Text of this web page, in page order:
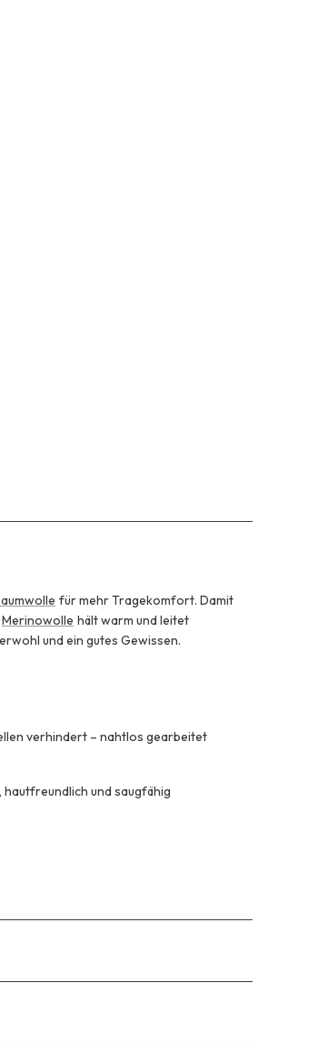
für mehr Tragekomfort. Damit
Merinowolle hält warm und leitet
und ein gutes Gewissen.
verhindert – nahtlos gearbeitet
und saugfähig